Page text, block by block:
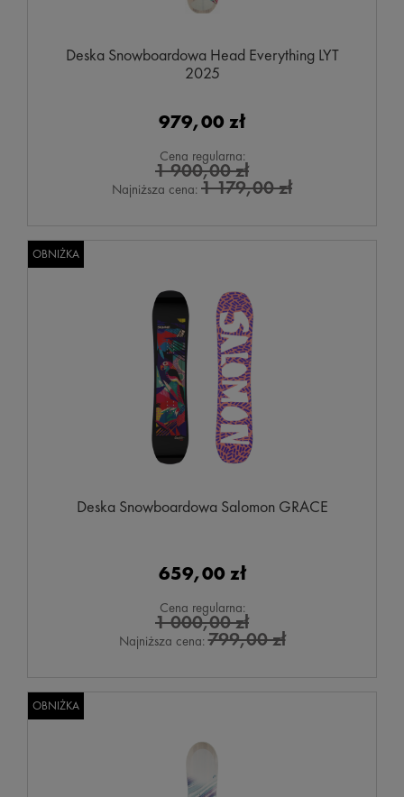
Deska Snowboardowa Head Everything LYT
2025
979,00 zł
Cena regularna:
1 900,00 zł
Najniższa cena: 1 179,00 zł
Deska Snowboardowa Salomon GRACE
659,00 zł
Cena regularna:
1 000,00 zł
Najniższa cena:799,00 zł
OBNIŻKA
OBNIŻKA